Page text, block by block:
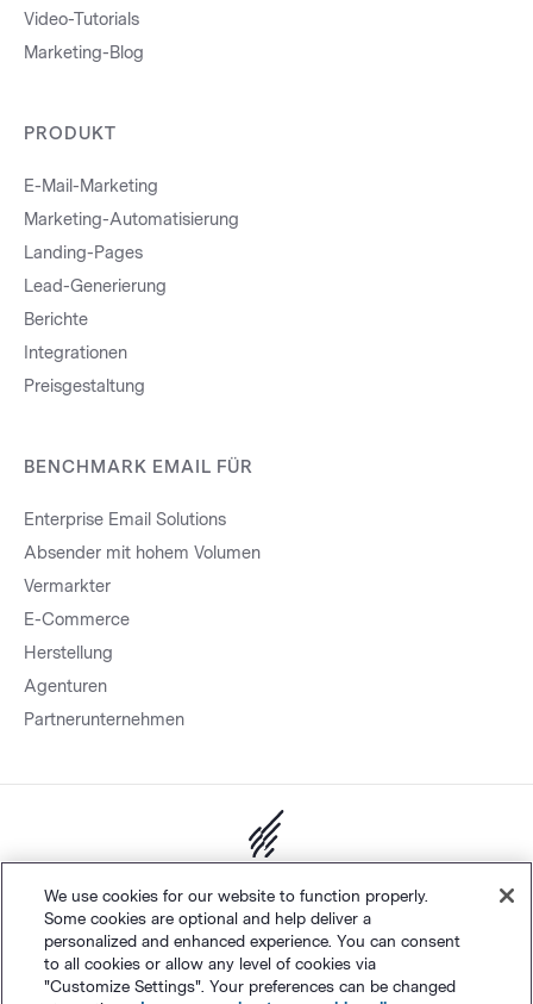
Video-Tutorials
Marketing-Blog
PRODUKT
E-Mail-Marketing
Marketing-Automatisierung
Landing-Pages
Lead-Generierung
Berichte
Integrationen
Preisgestaltung
BENCHMARK EMAIL FÜR
Enterprise Email Solutions
Absender mit hohem Volumen
Vermarkter
E-Commerce
Herstellung
Agenturen
Partnerunternehmen
Polaris Software, LLC
Deutsch
We use cookies for our website to function properly.
Some cookies are optional and help deliver a
personalized and enhanced experience. You can consent
to all cookies or allow any level of cookies via
"Customize Settings". Your preferences can be changed